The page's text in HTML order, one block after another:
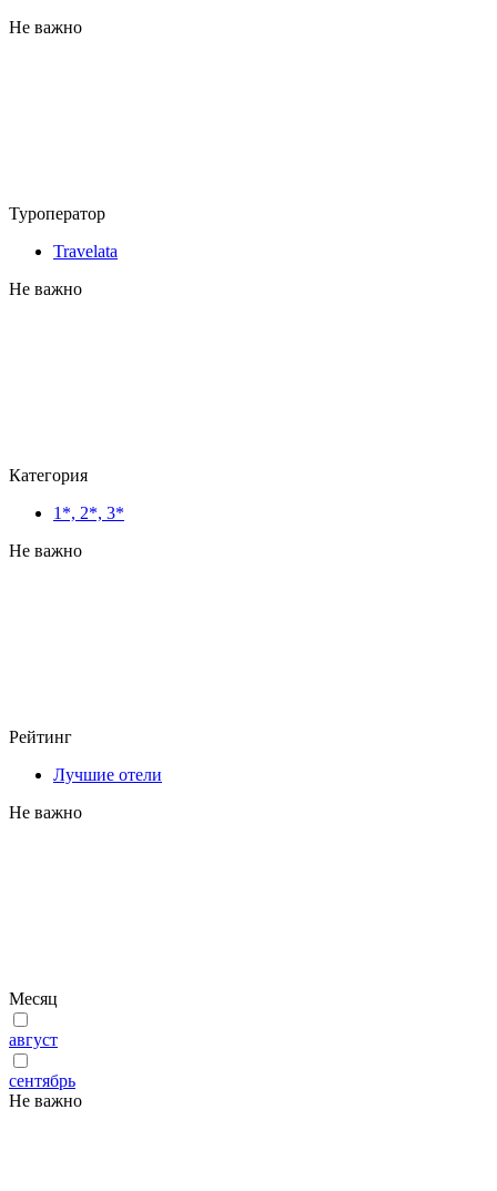
Не важно
Туроператор
Travelata
Не важно
Категория
1*, 2*, 3*
Не важно
Рейтинг
Лучшие отели
Не важно
Месяц
август
сентябрь
Не важно